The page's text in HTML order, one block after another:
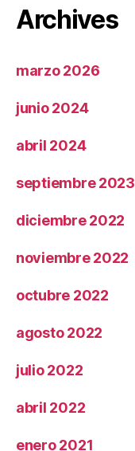
Archives
marzo 2026
junio 2024
abril 2024
septiembre 2023
diciembre 2022
noviembre 2022
octubre 2022
agosto 2022
julio 2022
abril 2022
enero 2021